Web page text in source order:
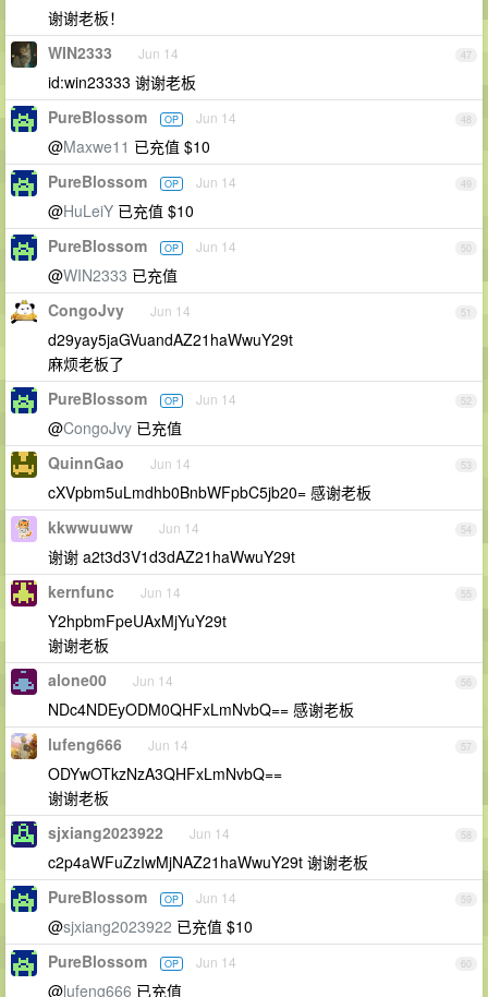
谢谢老板！
47
WIN2333 Jun 14
id:win23333 谢谢老板
48
PureBlossom OP Jun 14
@Maxwe11 已充值 $10
49
PureBlossom OP Jun 14
@HuLeiY 已充值 $10
50
PureBlossom OP Jun 14
@WIN2333 已充值
51
CongoJvy Jun 14
d29yay5jaGVuandAZ21haWwuY29t
麻烦老板了
52
PureBlossom OP Jun 14
@CongoJvy 已充值
53
QuinnGao Jun 14
cXVpbm5uLmdhb0BnbWFpbC5jb20= 感谢老板
54
kkwwuuww Jun 14
谢谢 a2t3d3V1d3dAZ21haWwuY29t
55
kernfunc Jun 14
Y2hpbmFpeUAxMjYuY29t
谢谢老板
56
alone00 Jun 14
NDc4NDEyODM0QHFxLmNvbQ== 感谢老板
57
lufeng666 Jun 14
ODYwOTkzNzA3QHFxLmNvbQ==
谢谢老板
58
sjxiang2023922 Jun 14
c2p4aWFuZzIwMjNAZ21haWwuY29t 谢谢老板
59
PureBlossom OP Jun 14
@sjxiang2023922 已充值 $10
60
PureBlossom OP Jun 14
@lufeng666 已充值